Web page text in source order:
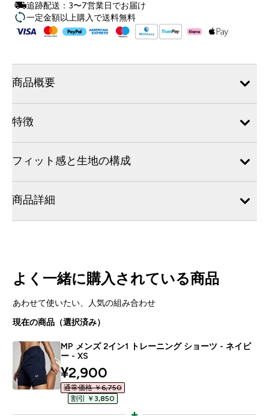
追跡配送：3〜7営業日でお届け
一定金額以上購入で送料無料
商品概要
特徴
フィット感と生地の構成
商品詳細
よく一緒に購入されている商品
あわせて使いたい、人気の組み合わせ
現在の商品（選択済み）
MP メンズ 2イン1 トレーニング ショーツ - ネイビ
ー - XS
discounted price
¥2,900‎
通常価格 ￥6,750‎
割引 ￥3,850‎